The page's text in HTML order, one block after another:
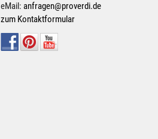
eMail: anfragen@proverdi.de
zum Kontaktformular